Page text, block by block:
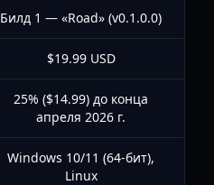
Билд 1 — «Road» (v0.1.0.0)
$19.99 USD
25% ($14.99) до конца
апреля 2026 г.
Windows 10/11 (64-бит),
Linux